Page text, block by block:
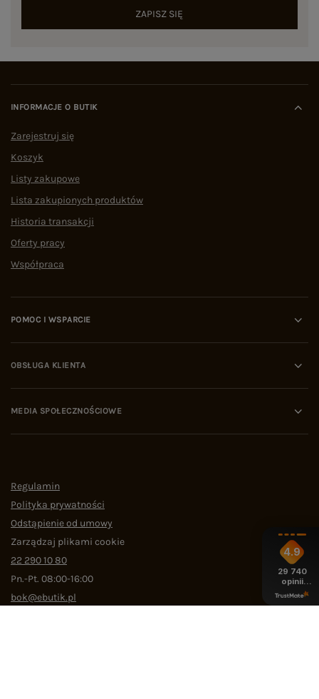
ZAPISZ SIĘ
INFORMACJE O BUTIK
Zarejestruj się
Koszyk
Listy zakupowe
Lista zakupionych produktów
Historia transakcji
Oferty pracy
Współpraca
POMOC I WSPARCIE
OBSŁUGA KLIENTA
MEDIA SPOŁECZNOŚCIOWE
Regulamin
Polityka prywatności
Odstąpienie od umowy
Zarządzaj plikami cookie
22 290 10 80
Pn.-Pt. 08:00-16:00
bok@ebutik.pl
4.9
29 740
opinii
z całego